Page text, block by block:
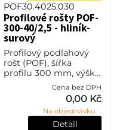
POF30.4025.030
Profilové rošty POF-
300-40/2,5 - hliník-
surový
Profilový podlahový
rošt (POF), šířka
profilu 300 mm, výška
40 mm, síla 2,5 mm,
hliník bez povrchové
Cena bez DPH
0,00 Kč
Na objednávku
Detail